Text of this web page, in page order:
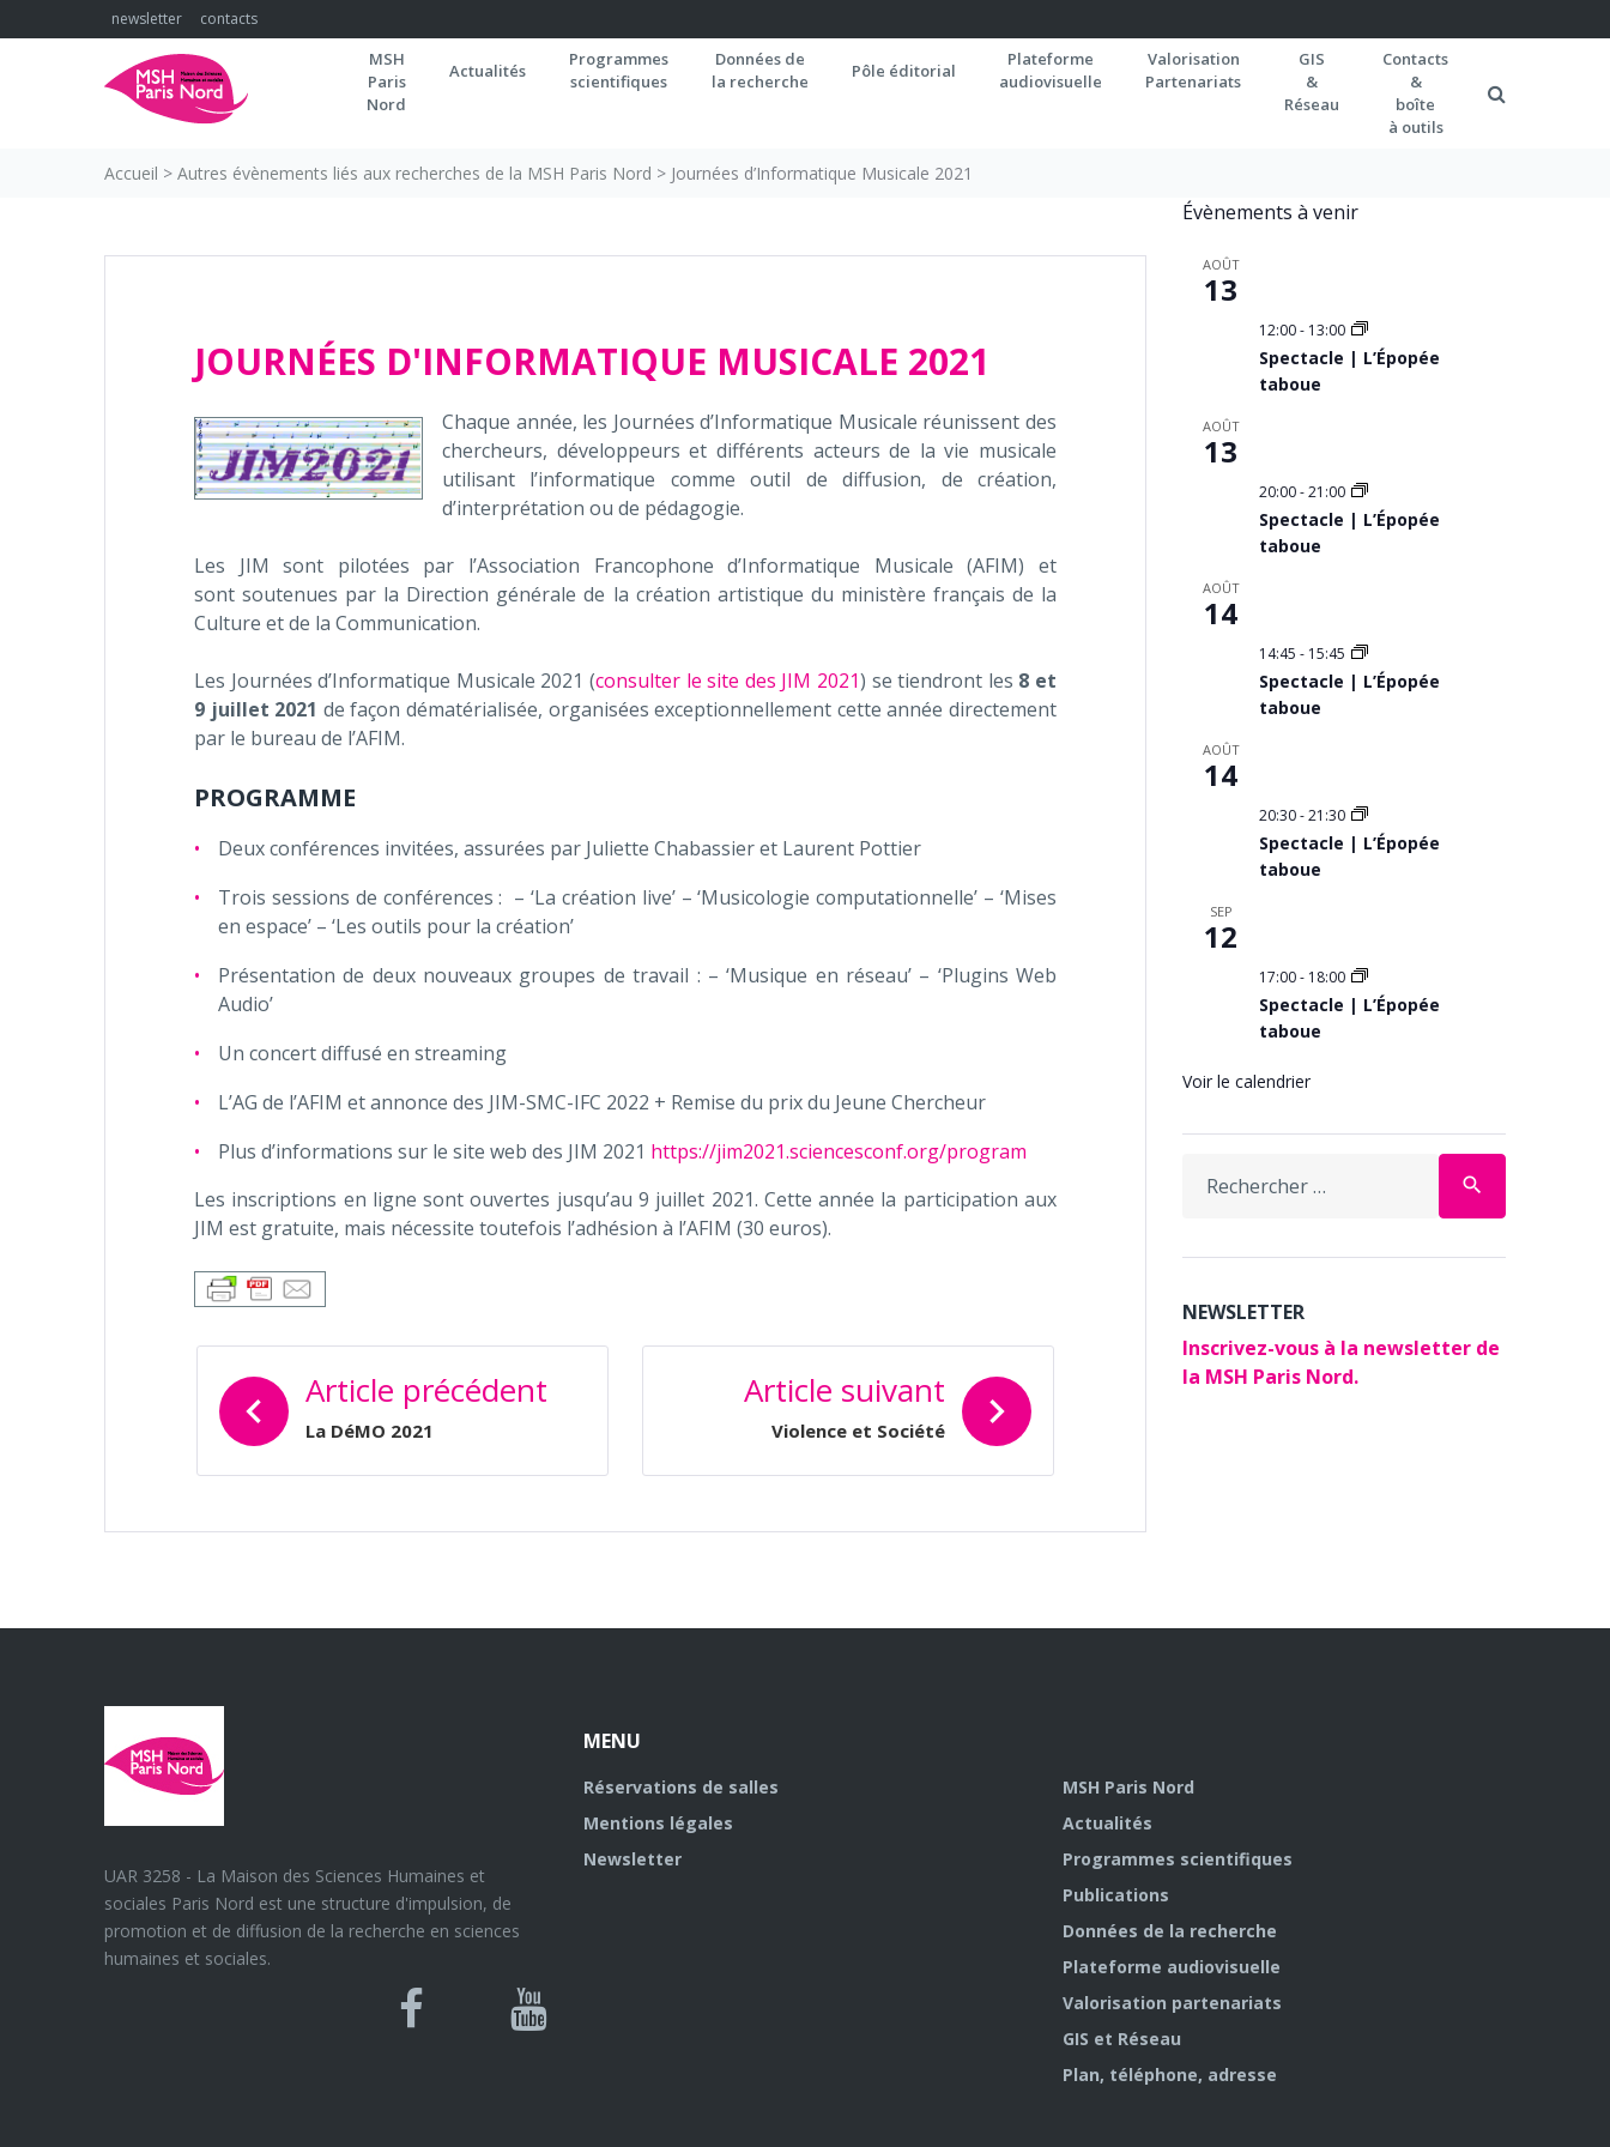
to
newsletter contacts
MSH
Paris
Nord
Actualités
Programmes
scientifiques
Données de
la recherche
Pôle éditorial
Plateforme
audiovisuelle
Valorisation
Partenariats
GIS
&
Réseau
Contacts
&
boîte
à outils
Accueil > Autres évènements liés aux recherches de la MSH Paris Nord > Journées d’Informatique Musicale 2021
JOURNÉES D'INFORMATIQUE MUSICALE 2021
Chaque année, les Journées d’Informatique Musicale réunissent des
chercheurs, développeurs et différents acteurs de la vie musicale
utilisant l’informatique comme outil de diffusion, de création,
d’interprétation ou de pédagogie.
Les JIM sont pilotées par l’Association Francophone d’Informatique Musicale (AFIM) et
sont soutenues par la Direction générale de la création artistique du ministère français de la
Culture et de la Communication.
Les Journées d’Informatique Musicale 2021 (consulter le site des JIM 2021) se tiendront les 8 et
9 juillet 2021 de façon dématérialisée, organisées exceptionnellement cette année directement
par le bureau de l’AFIM.
PROGRAMME
Deux conférences invitées, assurées par Juliette Chabassier et Laurent Pottier
Trois sessions de conférences : – ‘La création live’ – ‘Musicologie computationnelle’ – ‘Mises
en espace’ – ‘Les outils pour la création’
Présentation de deux nouveaux groupes de travail : – ‘Musique en réseau’ – ‘Plugins Web
Audio’
Un concert diffusé en streaming
L’AG de l’AFIM et annonce des JIM-SMC-IFC 2022 + Remise du prix du Jeune Chercheur
Plus d’informations sur le site web des JIM 2021 https://jim2021.sciencesconf.org/program
Les inscriptions en ligne sont ouvertes jusqu’au 9 juillet 2021. Cette année la participation aux
JIM est gratuite, mais nécessite toutefois l’adhésion à l’AFIM (30 euros).
NAVIGATION
DE
L’ARTICLE
Article précédent
La DéMO 2021
Article suivant
Violence et Société
Évènements à venir
AOÛT
13
12:00- 13:00
Spectacle | L’Épopée
taboue
AOÛT
13
20:00-21:00
Spectacle | L’Épopée
taboue
AOÛT
14
14:45 - 15:45
Spectacle | L’Épopée
taboue
AOÛT
14
20:30-21:30
Spectacle | L’Épopée
taboue
SEP
12
17:00- 18:00
Spectacle | L’Épopée
taboue
Voir le calendrier
for:
search
NEWSLETTER
Inscrivez-vous à la newsletter de
la MSH Paris Nord.
UAR 3258 - La Maison des Sciences Humaines et
sociales Paris Nord est une structure d'impulsion, de
promotion et de diffusion de la recherche en sciences
humaines et sociales.
Bluesky
Canal
MENU
Réservations de salles
Mentions légales
Newsletter
MSH Paris Nord
Actualités
Programmes scientifiques
Publications
Données de la recherche
Plateforme audiovisuelle
Valorisation partenariats
GIS et Réseau
Plan, téléphone, adresse